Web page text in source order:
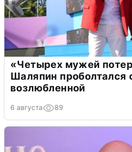
«Четырех мужей
Шаляпин проболтался
возлюбленной
6 августа 89